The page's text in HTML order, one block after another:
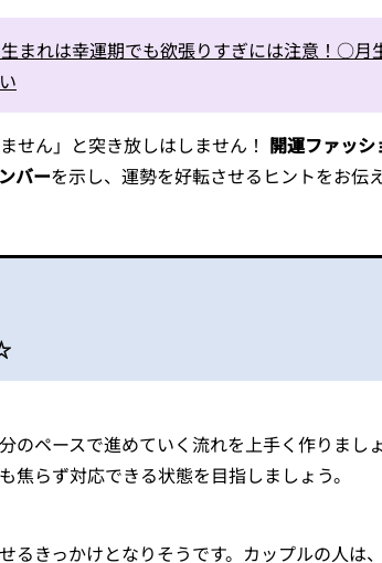
まれは幸運期でも欲張りすぎには注意！○月
せん」と突き放しはしません！ 開運ファッ
バーを示し、運勢を好転させるヒントをお伝
のペースで進めていく流れを上手く作りまし
らず対応できる状態を目指しましょう。
るきっかけとなりそうです。カップルの人は